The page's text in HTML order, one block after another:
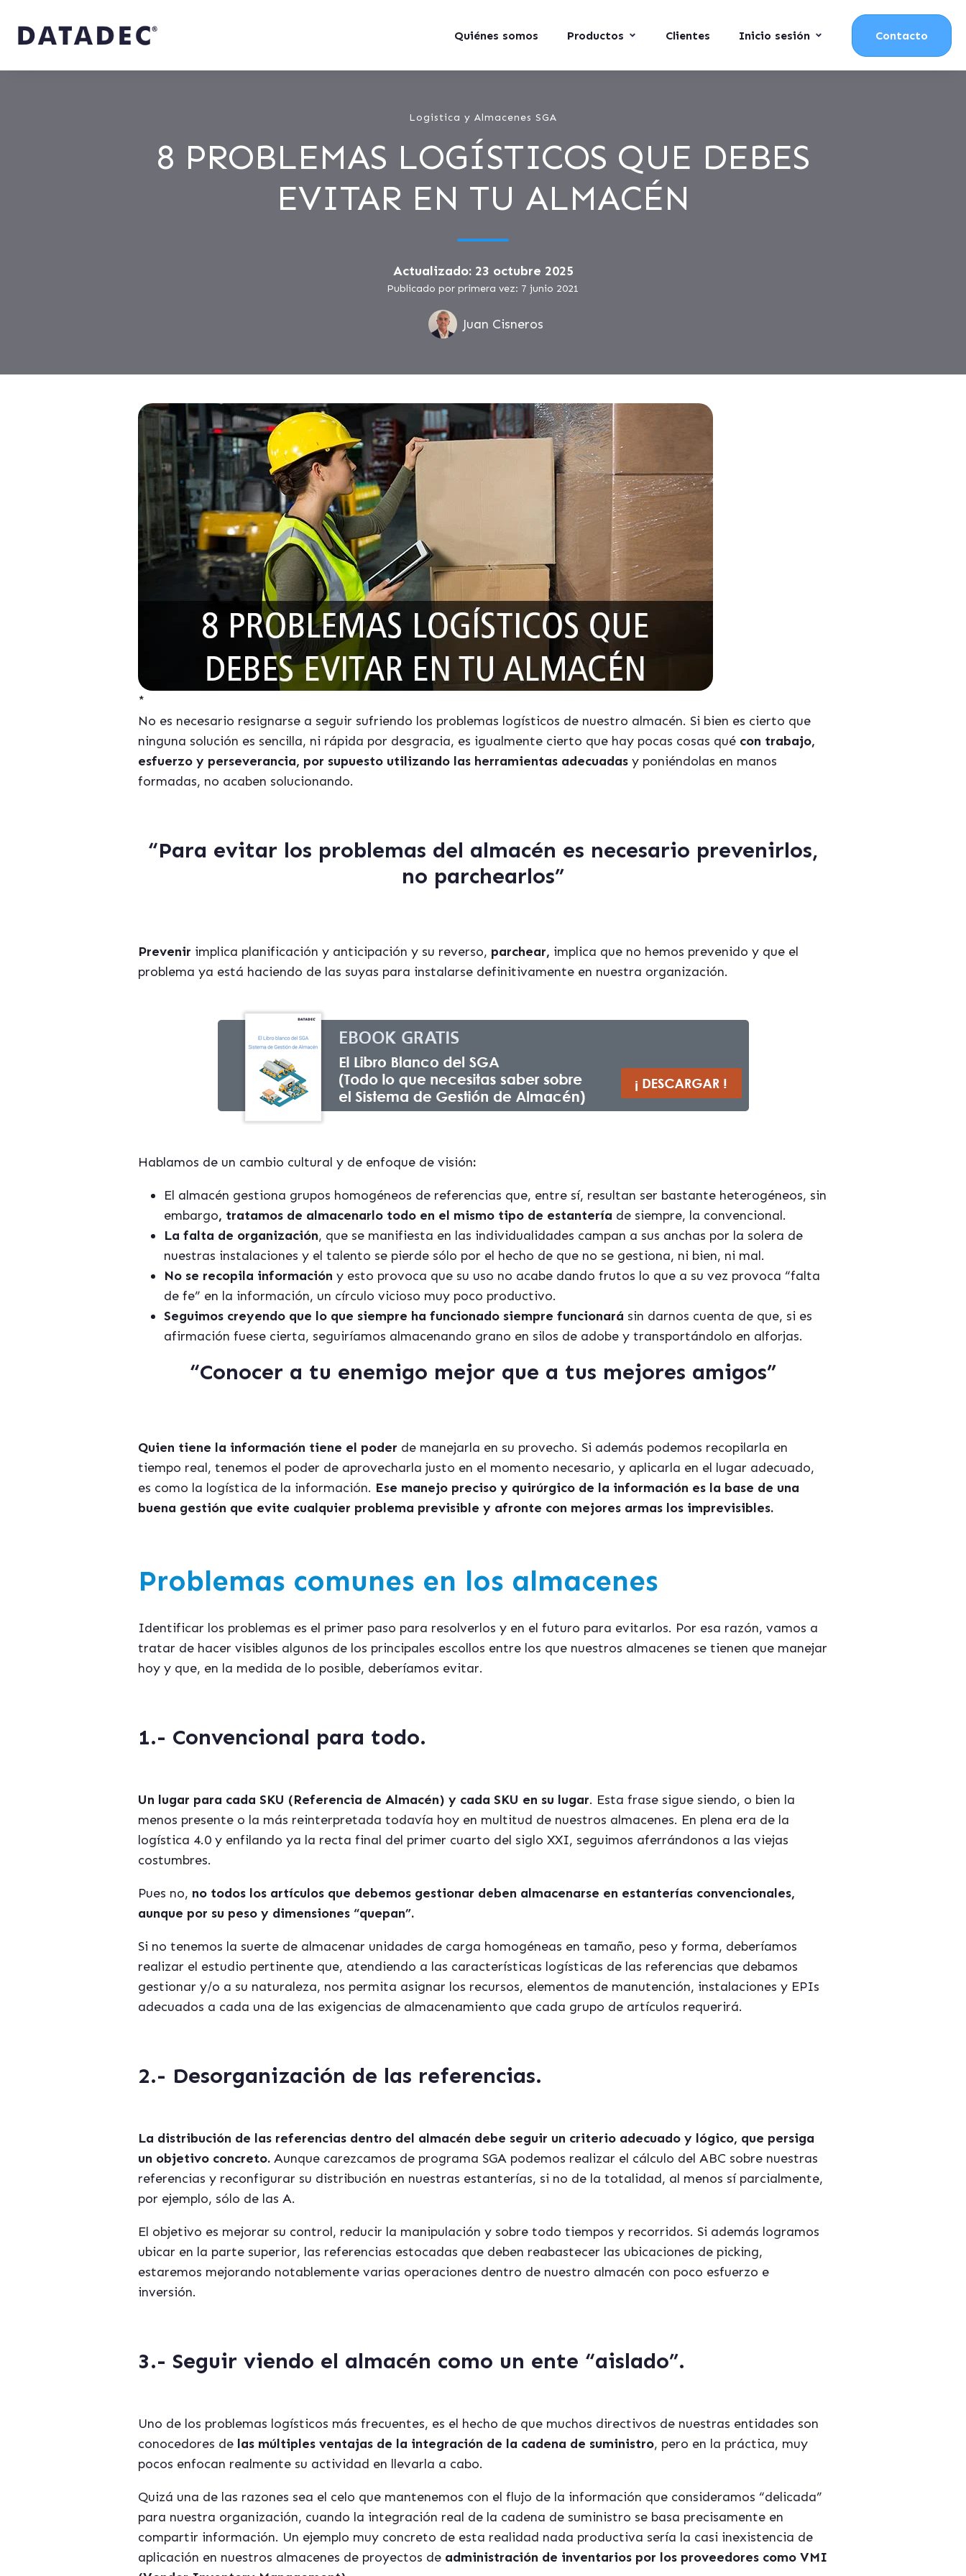
Quiénes somos Productos Clientes Inicio sesión Contacto
Logistica y Almacenes SGA
8 PROBLEMAS LOGÍSTICOS QUE DEBES
EVITAR EN TU ALMACÉN
Actualizado: 23 octubre 2025
Publicado por primera vez: 7 junio 2021
Juan Cisneros
*
No es necesario resignarse a seguir sufriendo los problemas logísticos de nuestro almacén. Si bien es cierto que
ninguna solución es sencilla, ni rápida por desgracia, es igualmente cierto que hay pocas cosas qué con trabajo,
esfuerzo y perseverancia, por supuesto utilizando las herramientas adecuadas y poniéndolas en manos
formadas, no acaben solucionando.
“Para evitar los problemas del almacén es necesario prevenirlos,
no parchearlos”
Prevenir implica planificación y anticipación y su reverso, parchear, implica que no hemos prevenido y que el
problema ya está haciendo de las suyas para instalarse definitivamente en nuestra organización.
Hablamos de un cambio cultural y de enfoque de visión:
El almacén gestiona grupos homogéneos de referencias que, entre sí, resultan ser bastante heterogéneos, sin
embargo, tratamos de almacenarlo todo en el mismo tipo de estantería de siempre, la convencional.
La falta de organización, que se manifiesta en las individualidades campan a sus anchas por la solera de
nuestras instalaciones y el talento se pierde sólo por el hecho de que no se gestiona, ni bien, ni mal.
No se recopila información y esto provoca que su uso no acabe dando frutos lo que a su vez provoca “falta
de fe” en la información, un círculo vicioso muy poco productivo.
Seguimos creyendo que lo que siempre ha funcionado siempre funcionará sin darnos cuenta de que, si es
afirmación fuese cierta, seguiríamos almacenando grano en silos de adobe y transportándolo en alforjas.
“Conocer a tu enemigo mejor que a tus mejores amigos”
Quien tiene la información tiene el poder de manejarla en su provecho. Si además podemos recopilarla en
tiempo real, tenemos el poder de aprovecharla justo en el momento necesario, y aplicarla en el lugar adecuado,
es como la logística de la información. Ese manejo preciso y quirúrgico de la información es la base de una
buena gestión que evite cualquier problema previsible y afronte con mejores armas los imprevisibles.
Problemas comunes en los almacenes
Identificar los problemas es el primer paso para resolverlos y en el futuro para evitarlos. Por esa razón, vamos a
tratar de hacer visibles algunos de los principales escollos entre los que nuestros almacenes se tienen que manejar
hoy y que, en la medida de lo posible, deberíamos evitar.
1.- Convencional para todo.
Un lugar para cada SKU (Referencia de Almacén) y cada SKU en su lugar. Esta frase sigue siendo, o bien la
menos presente o la más reinterpretada todavía hoy en multitud de nuestros almacenes. En plena era de la
logística 4.0 y enfilando ya la recta final del primer cuarto del siglo XXI, seguimos aferrándonos a las viejas
costumbres.
Pues no, no todos los artículos que debemos gestionar deben almacenarse en estanterías convencionales,
aunque por su peso y dimensiones “quepan”.
Si no tenemos la suerte de almacenar unidades de carga homogéneas en tamaño, peso y forma, deberíamos
realizar el estudio pertinente que, atendiendo a las características logísticas de las referencias que debamos
gestionar y/o a su naturaleza, nos permita asignar los recursos, elementos de manutención, instalaciones y EPIs
adecuados a cada una de las exigencias de almacenamiento que cada grupo de artículos requerirá.
2.- Desorganización de las referencias.
La distribución de las referencias dentro del almacén debe seguir un criterio adecuado y lógico, que persiga
un objetivo concreto. Aunque carezcamos de programa SGA podemos realizar el cálculo del ABC sobre nuestras
referencias y reconfigurar su distribución en nuestras estanterías, si no de la totalidad, al menos sí parcialmente,
por ejemplo, sólo de las A.
El objetivo es mejorar su control, reducir la manipulación y sobre todo tiempos y recorridos. Si además logramos
ubicar en la parte superior, las referencias estocadas que deben reabastecer las ubicaciones de picking,
estaremos mejorando notablemente varias operaciones dentro de nuestro almacén con poco esfuerzo e
inversión.
3.- Seguir viendo el almacén como un ente “aislado”.
Uno de los problemas logísticos más frecuentes, es el hecho de que muchos directivos de nuestras entidades son
conocedores de las múltiples ventajas de la integración de la cadena de suministro, pero en la práctica, muy
pocos enfocan realmente su actividad en llevarla a cabo.
Quizá una de las razones sea el celo que mantenemos con el flujo de la información que consideramos “delicada”
para nuestra organización, cuando la integración real de la cadena de suministro se basa precisamente en
compartir información. Un ejemplo muy concreto de esta realidad nada productiva sería la casi inexistencia de
aplicación en nuestros almacenes de proyectos de administración de inventarios por los proveedores como VMI